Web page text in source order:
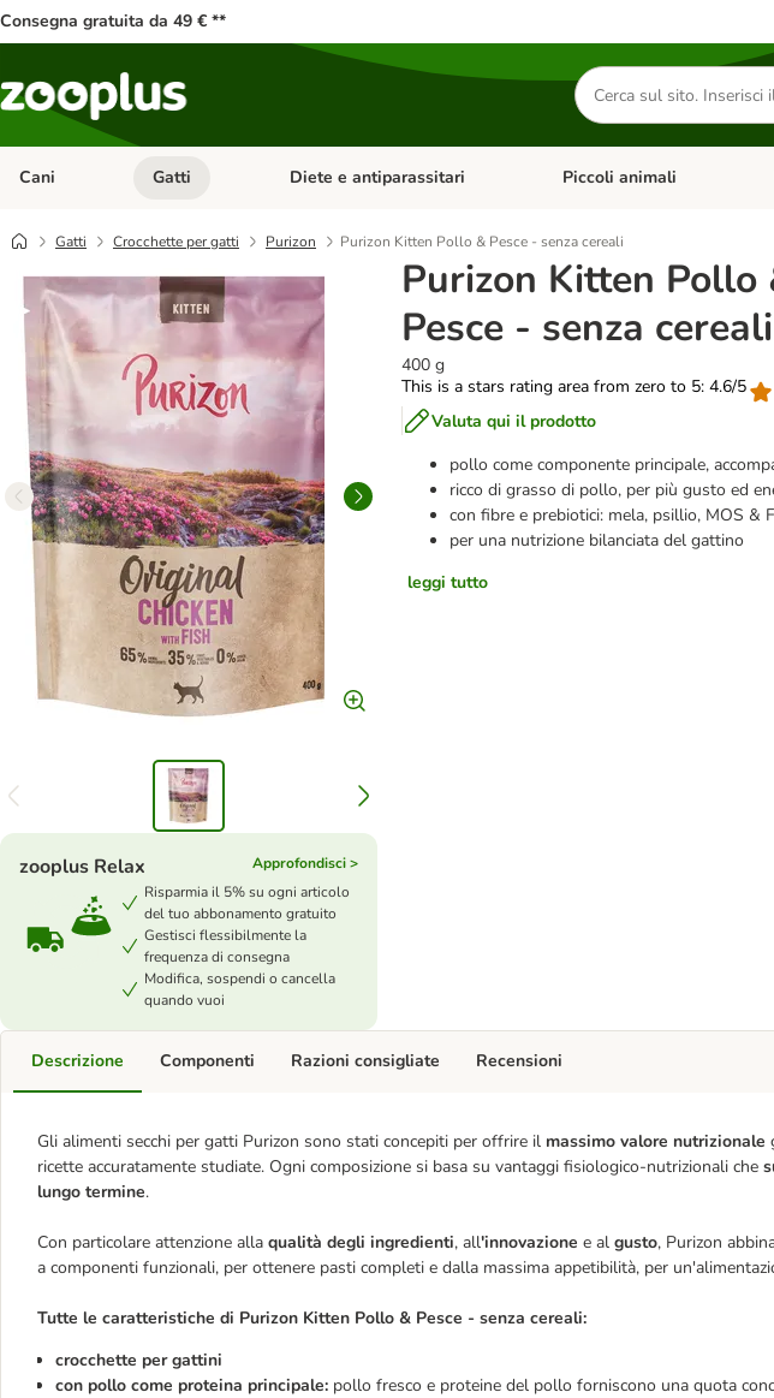
Consegna gratuita da 49 € **
Cerca
prodotti
Cani Apri Menu Categoria: Cani
Gatti Apri Menu Categoria: Gatti
Diete e antiparassitari Apri Menu Categoria: Diete e
Piccoli animali
Gatti Crocchette per gatti Purizon Purizon Kitten Pollo & Pesce - senza cereali
Purizon Kitten Pollo
Pesce - senza cereali
400 g
This is a stars rating area from zero to 5: 4.6/5
Valuta qui il prodotto
pollo come componente principale,
ricco di grasso di pollo, per più gusto ed
con fibre e prebiotici: mela, psillio, MOS &
per una nutrizione bilanciata del gattino
leggi tutto
zooplus Relax
Approfondisci >
Risparmia il 5% su ogni articolo
del tuo abbonamento gratuito
Gestisci flessibilmente la
frequenza di consegna
Modifica, sospendi o cancella
quando vuoi
Descrizione
Gli alimenti secchi per gatti Purizon sono stati concepiti per offrire il massimo valore nutrizionale
ricette accuratamente studiate. Ogni composizione si basa su vantaggi fisiologico-nutrizionali che
lungo termine.
Con particolare attenzione alla qualità degli ingredienti, all'innovazione e al gusto, Purizon
a componenti funzionali, per ottenere pasti completi e dalla massima appetibilità, per
Tutte le caratteristiche di Purizon Kitten Pollo & Pesce - senza cereali:
crocchette per gattini
con pollo come proteina principale: pollo fresco e proteine del pollo forniscono una quota
Componenti Razioni consigliate Recensioni